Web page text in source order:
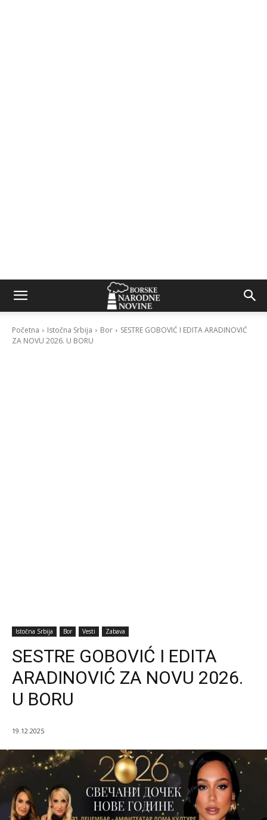
Početna Istočna Srbija Bor
SESTRE GOBOVIĆ I EDITA ARADINOVIĆ
ZA NOVU 2026. U BORU
Istočna Srbija Bor Vesti Zabava
SESTRE GOBOVIĆ I EDITA
ARADINOVIĆ ZA NOVU 2026.
U BORU
19.12.2025